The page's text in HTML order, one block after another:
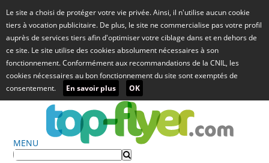
Le site a choisi de protéger votre vie privée. Ainsi, il n'utilise aucun cookie
tiers à vocation publicitaire. De plus, le site ne commercialise pas votre profil
auprès de services tiers afin d'optimiser votre ciblage dans et en dehors de
ce site. Le site utilise des cookies absolument nécessaires à son
fonctionnement. Conformément aux recommandations de la CNIL, les
cookies nécessaires au bon fonctionnement du site sont exemptés de
consentement.
En savoir plus OK
MENU